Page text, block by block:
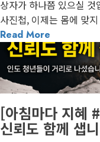
상자가 하나쯤 있으실
사진첩, 이제는 몸에 맞
Read More
1 minute read
게재된 글
아침마다 지혜
[아침마다 지혜
신뢰도 함께 샙